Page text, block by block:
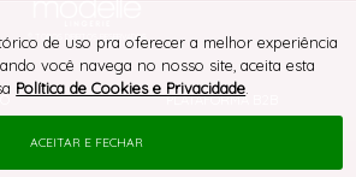
PLATAFORMA B2B
® TODOS DIREITOS RESERVADOS
de uso pra oferecer a melhor experiência
você navega no nosso site, aceita esta
Política de Cookies e Privacidade
ACEITAR E FECHAR